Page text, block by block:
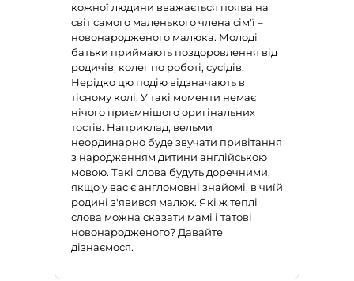
кожної людини вважається поява на
світ самого маленького члена сім'ї –
новонародженого малюка. Молоді
батьки приймають поздоровлення від
родичів, колег по роботі, сусідів.
Нерідко цю подію відзначають в
тісному колі. У такі моменти немає
нічого приємнішого оригінальних
тостів. Наприклад, вельми
неординарно буде звучати привітання
з народженням дитини англійською
мовою. Такі слова будуть доречними,
якщо у вас є англомовні знайомі, в чиїй
родині з'явився малюк. Які ж теплі
слова можна сказати мамі і татові
новонародженого? Давайте
дізнаємося.